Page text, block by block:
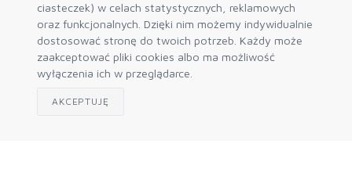
ciasteczek) w celach statystycznych, reklamowych
oraz funkcjonalnych. Dzięki nim możemy indywidualnie
dostosować stronę do twoich potrzeb. Każdy może
zaakceptować pliki cookies albo ma możliwość
wyłączenia ich w przeglądarce.
AKCEPTUJĘ